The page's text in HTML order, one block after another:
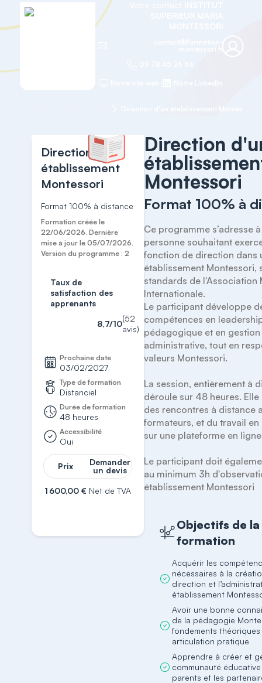
Direction d'un
établissement
Montessori
Format 100% à distance
Formation créée le
22/06/2026. Dernière
mise à jour le 05/07/2026.
Version du programme : 2
Taux de
satisfaction des
apprenants
8,7/10
(52
avis)
Prochaine date
03/02/2027
Type de formation
Distanciel
Durée de formation
48 heures
Accessibilité
Oui
Prix
Demander
un devis
1 600,00 € Net de TVA
Direction
Montessori
Format 100% à
Ce programme s’adresse
personne souhaitant
fonction de direction dans
établissement Montessori,
standards de l'Association
Internationale.
Le participant développe
compétences en
pédagogique et en gestion
administrative, tout en
valeurs Montessori.
La session, entièrement à
déroule sur 48 heures.
des rencontres à distance
formateurs, et du travail
sur une plateforme en
Le participant doit
au minimum 3h
établissement Montessori
Objectifs de la
formation
Acquérir les
nécessaires à la
direction et
établissement
Avoir une bonne
de la pédagogie
fondements
articulation pratique
Apprendre à créer et
communauté
parents et les